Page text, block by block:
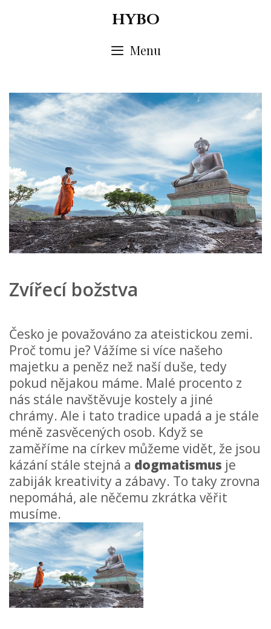
HYBO
Menu
Zvířecí božstva
Česko je považováno za ateistickou zemi.
Proč tomu je? Vážíme si více našeho
majetku a peněz než naší duše, tedy
pokud nějakou máme. Malé procento z
nás stále navštěvuje kostely a jiné
chrámy. Ale i tato tradice upadá a je stále
méně zasvěcených osob. Když se
zaměříme na církev můžeme vidět, že jsou
kázání stále stejná a dogmatismus je
zabiják kreativity a zábavy. To taky zrovna
nepomáhá, ale něčemu zkrátka věřit
musíme.